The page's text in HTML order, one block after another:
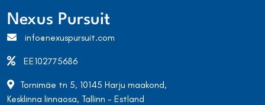
Nexus Pursuit
info@nexuspursuit.com
EE102775686
Tornimäe tn 5, 10145 Harju maakond,
Kesklinna linnaosa, Tallinn - Estland